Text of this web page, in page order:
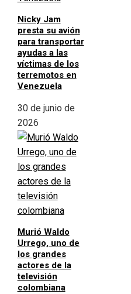
Nicky Jam
presta su avión
para transportar
ayudas a las
víctimas de los
terremotos en
Venezuela
30 de junio de
2026
Murió Waldo
Urrego, uno de
los grandes
actores de la
televisión
colombiana